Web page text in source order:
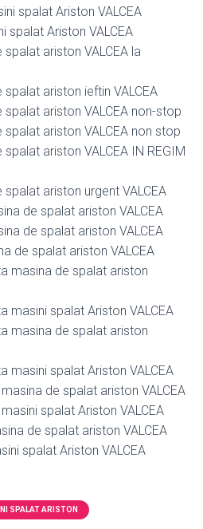
spalat Ariston VALCEA
spalat Ariston VALCEA
ariston VALCEA la
ariston ieftin VALCEA
spalat ariston VALCEA non-stop
spalat ariston VALCEA non stop
ariston VALCEA IN REGIM
ariston urgent VALCEA
de spalat ariston VALCEA
de spalat ariston VALCEA
de spalat ariston VALCEA
masina de spalat ariston
masini spalat Ariston VALCEA
masina de spalat ariston
masini spalat Ariston VALCEA
de spalat ariston VALCEA
spalat Ariston VALCEA
de spalat ariston VALCEA
spalat Ariston VALCEA
SPALAT ARISTON